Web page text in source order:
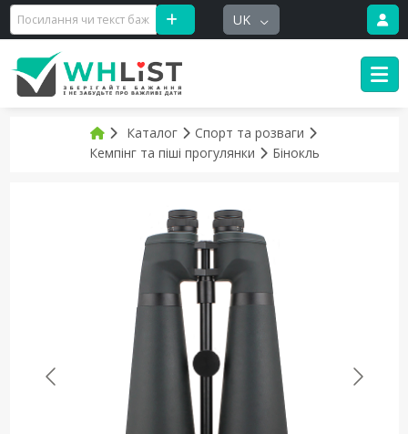
UK
Каталог
Спорт та розваги
Кемпінг та піші прогулянки
Бінокль